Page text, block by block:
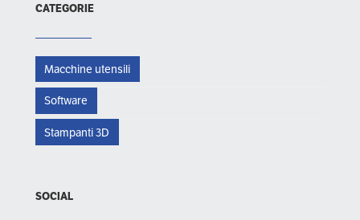
CATEGORIE
Macchine utensili
Software
Stampanti 3D
SOCIAL